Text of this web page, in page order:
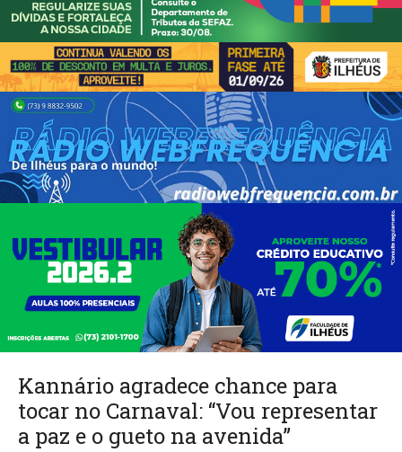
Kannário agradece chance para
tocar no Carnaval: “Vou representar
a paz e o gueto na avenida”